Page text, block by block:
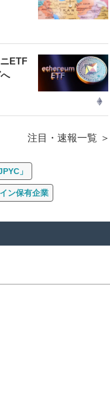
ETF
注目・速報一覧
」
ン保有企業